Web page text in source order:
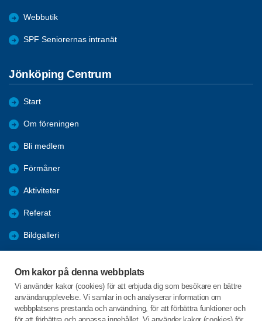
Om kakor på denna webbplats
Vi använder kakor (cookies) för att erbjuda dig som besökare en bättre
användarupplevelse. Vi samlar in och analyserar information om
webbplatsens prestanda och användning, för att förbättra funktioner och
Webbutik
SPF Seniorernas intranät
Jönköping Centrum
Start
Om föreningen
Bli medlem
Förmåner
Aktiviteter
Referat
Bildgalleri
Engagera DIG i vår förening